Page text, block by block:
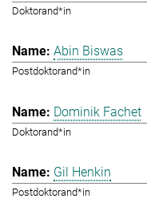
Doktorand*in
Abin Biswas
Postdoktorand*in
Dominik Fachet
Doktorand*in
Gil Henkin
Postdoktorand*in